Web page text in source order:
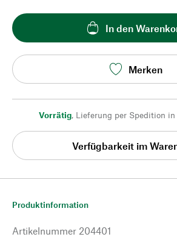
In den
Merken
Vorrätig, Lieferung per Spedition
Verfügbarkeit im
Produktinformation
Artikelnummer 204401